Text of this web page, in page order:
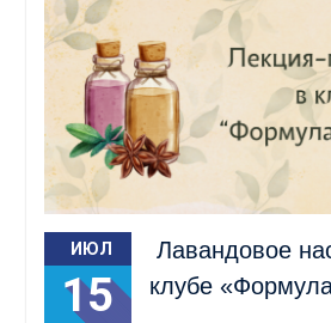
ИЮЛ
15
Лавандовое
клубе